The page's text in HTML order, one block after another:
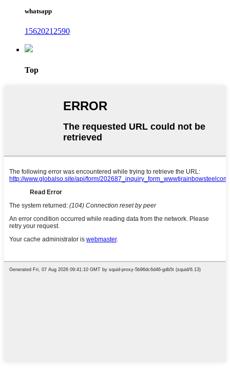
whatsapp
15620212590
Top